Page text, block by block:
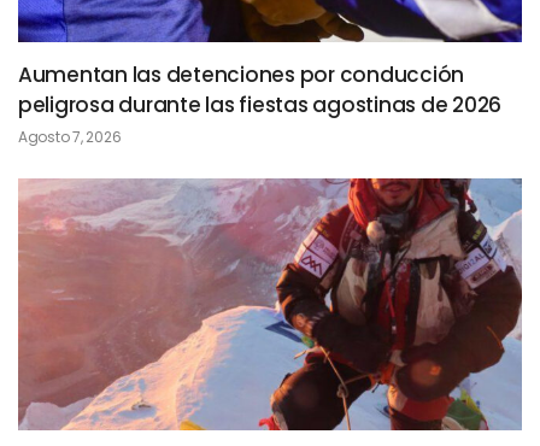
Aumentan las detenciones por conducción
peligrosa durante las fiestas agostinas de 2026
Agosto 7, 2026